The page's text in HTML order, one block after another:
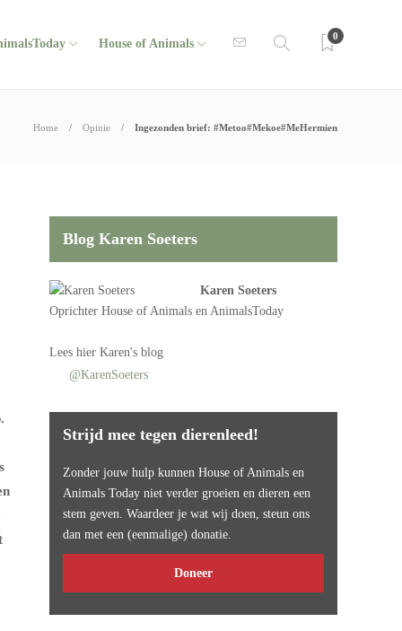
House of Animals
0
Home Opinie Ingezonden brief: #Metoo#Mekoe#MeHermien
Blog Karen Soeters
Karen Soeters
OprichterHouse of Animals en AnimalsToday
Leeshier Karen's blog
@KarenSoeters
Strijd mee tegen dierenleed!
Zonder jouw hulp kunnen House of Animals en
Animals Today niet verder groeien en dieren een
stem geven. Waardeer je wat wij doen, steun ons
dan met een (eenmalige) donatie.
Doneer